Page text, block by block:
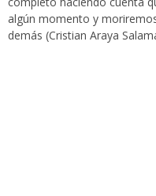
algún momento y
demás (Cristian Araya